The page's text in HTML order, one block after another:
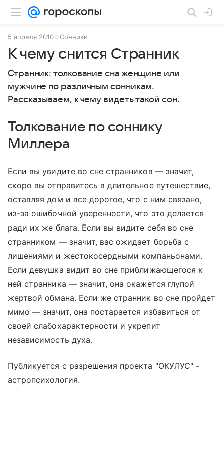
5 апреля 2010 Сонники
К чему снится Странник
Странник: толкование сна женщине или
мужчине по различным сонникам.
Рассказываем, к чему видеть такой сон.
Толкование по соннику
Миллера
Если вы увидите во сне странников — значит,
скоро вы отправитесь в длительное путешествие,
оставляя дом и все дорогое, что с ним связано,
из-за ошибочной уверенности, что это делается
ради их же блага. Если вы видите себя во сне
странником — значит, вас ожидает борьба с
лишениями и жестокосердными компаньонами.
Если девушка видит во сне приближающегося к
ней странника — значит, она окажется глупой
жертвой обмана. Если же странник во сне пройдет
мимо — значит, она постарается избавиться от
своей слабохарактерности и укрепит
независимость духа.
Публикуется с разрешения проекта "ОКУЛУС" -
астропсихология.